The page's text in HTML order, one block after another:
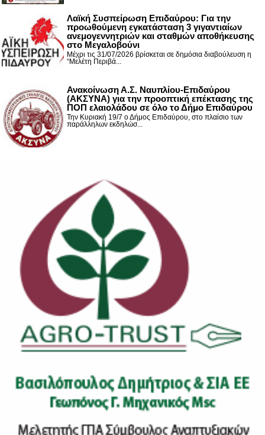
Λαϊκή Συσπείρωση Επιδαύρου: Για την
προωθούμενη εγκατάσταση 3 γιγαντιαίων
ανεμογεννητριών και σταθμών αποθήκευσης
στο Μεγαλοβούνι
Μέχρι τις 31/07/2026 βρίσκεται σε δημόσια διαβούλευση η
“Μελέτη Περιβά...
Ανακοίνωση Α.Σ. Ναυπλίου-Επιδαύρου
(ΑΚΣΥΝΑ) για την προοπτική επέκτασης της
ΠΟΠ ελαιολάδου σε όλο το Δήμο Επιδαύρου
Την Κυριακή 19/7 ο Δήμος Επιδαύρου, στο πλαίσιο των
παράλληλων εκδηλώσ...